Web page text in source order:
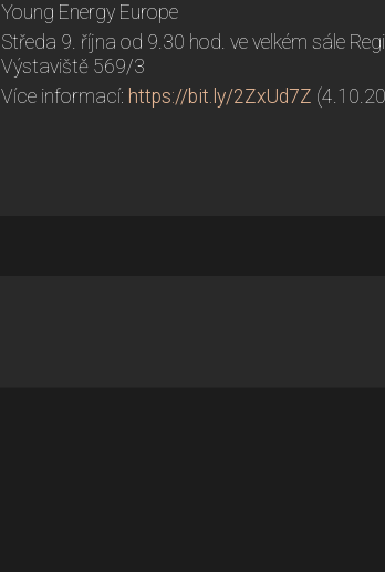
Young Energy Europe
Středa 9. října od 9.30 hod. ve velkém sále
Výstaviště 569/3
Více informací: https://bit.ly/2ZxUd7Z